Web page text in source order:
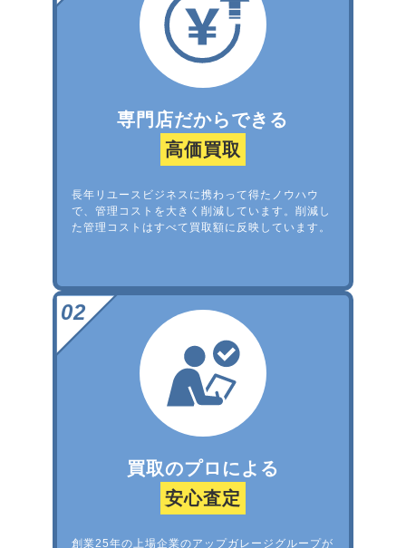
専門店だからできる
高価買取
長年リユースビジネスに携わって得たノウハウ
で、管理コストを大きく削減しています。削減し
た管理コストはすべて買取額に反映しています。
買取のプロによる
安心査定
創業25年の上場企業のアップガレージグループが